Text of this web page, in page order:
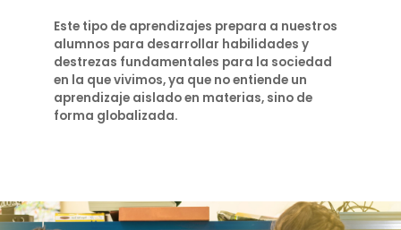
Este tipo de aprendizajes prepara a nuestros
alumnos para desarrollar habilidades y
destrezas fundamentales para la sociedad
en la que vivimos, ya que no entiende un
aprendizaje aislado en materias, sino de
forma globalizada.